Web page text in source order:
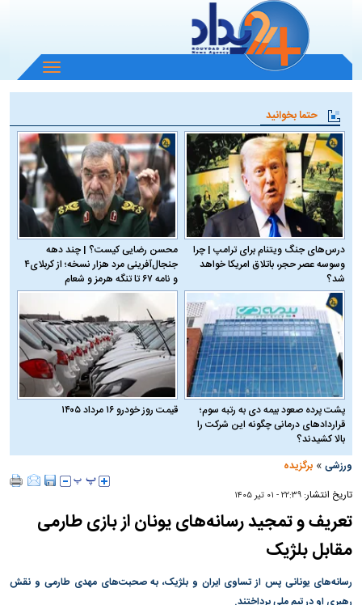
باز
و
منو
حتما بخوانید
درس‌های جنگ ویتنام برای ترامپ | چرا
وسوسه عصر حجر، باتلاق امریکا خواهد
شد؟
محسن رضایی کیست؟ | چند دهه
جنجال‌آفرینی مرد هزار نسخه؛ از کربلای۴
و نامه ۶۷ تا تنگه هرمز و شعام
پشت پرده صعود بیمه دی به رتبه سوم؛
قراردادهای درمانی چگونه این شرکت را
بالا کشیدند؟
قیمت روز خودرو ۱۶ مرداد ۱۴۰۵
ورزشی »برگزیده
تاریخ انتشار:۲۲:۳۹ - ۰۱ تير ۱۴۰۵
تعریف و تمجید رسانه‌های یونان از بازی طارمی
مقابل بلژیک
رسانه‌های یونانی پس از تساوی ایران و بلژیک، به صحبت‌های مهدی طارمی و نقش
رهبری او در تیم ملی پرداختند.